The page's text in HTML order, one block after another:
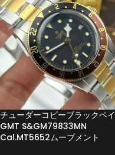
チューダーコピーブラックベイ
GMT S&GM79833MN
Cal.MT5652ムーブメント